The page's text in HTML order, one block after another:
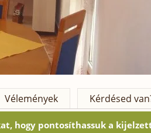
Vélemények Kérdésed
hogy pontosíthassuk a